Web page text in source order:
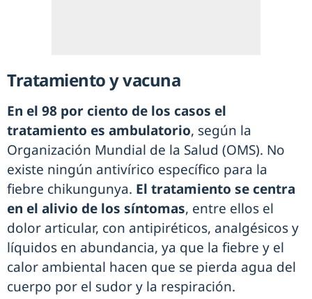
Tratamiento y vacuna
En el 98 por ciento de los casos el
tratamiento es ambulatorio, según la
Organización Mundial de la Salud (OMS). No
existe ningún antivírico específico para la
fiebre chikungunya. El tratamiento se centra
en el alivio de los síntomas, entre ellos el
dolor articular, con antipiréticos, analgésicos y
líquidos en abundancia, ya que la fiebre y el
calor ambiental hacen que se pierda agua del
cuerpo por el sudor y la respiración.